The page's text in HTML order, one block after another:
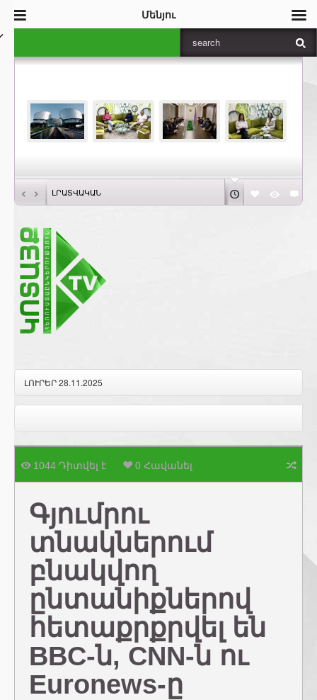
‹ › ԼՐԱՏՎԱԿԱՆ
ԼՈՒՐԵՐ 28.11.2025
1044 Դիտվել է 0 Հավանել
Գյումրու
տնակներում
բնակվող
ընտանիքներով
հետաքրքրվել են
BBC-ն, CNN-ն ու
Euronews-ը
Մենյու